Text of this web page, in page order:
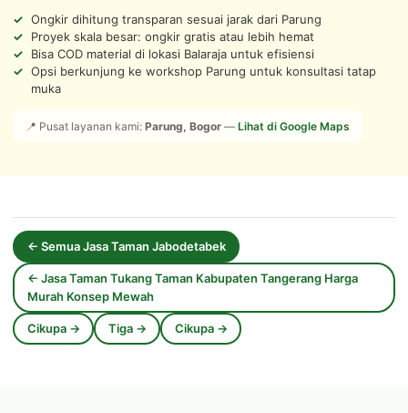
Ongkir dihitung transparan sesuai jarak dari Parung
Proyek skala besar: ongkir gratis atau lebih hemat
Bisa COD material di lokasi Balaraja untuk efisiensi
Opsi berkunjung ke workshop Parung untuk konsultasi tatap
muka
📍 Pusat layanan kami: Parung, Bogor — Lihat di Google Maps
← Semua Jasa Taman Jabodetabek
← Jasa Taman Tukang Taman Kabupaten Tangerang Harga
Murah Konsep Mewah
Cikupa → Tiga → Cikupa →